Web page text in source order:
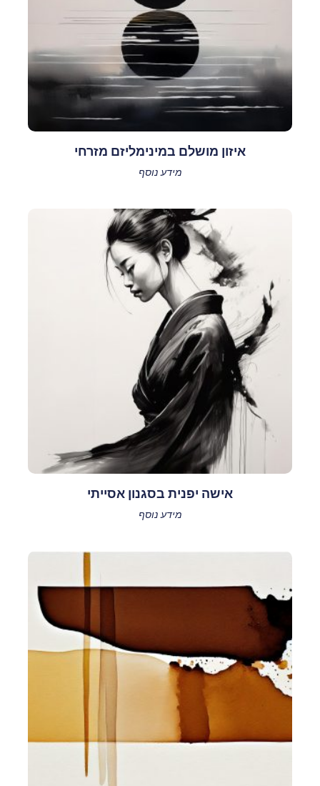
איזון מושלם במינימליזם מזרחי
מידע נוסף
אישה יפנית בסגנון אסייתי
מידע נוסף